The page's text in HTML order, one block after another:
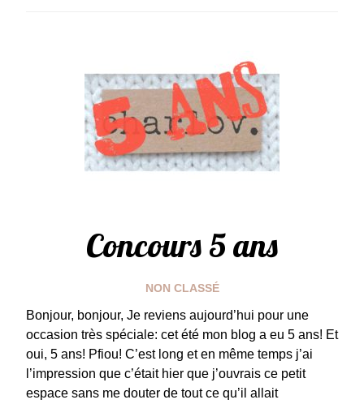
Concours 5 ans
NON CLASSÉ
Bonjour, bonjour, Je reviens aujourd’hui pour une
occasion très spéciale: cet été mon blog a eu 5 ans! Et
oui, 5 ans! Pfiou! C’est long et en même temps j’ai
l’impression que c’était hier que j’ouvrais ce petit
espace sans me douter de tout ce qu’il allait